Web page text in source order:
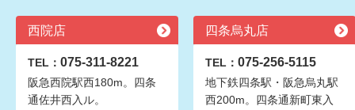
西院店
TEL： 075-311-8221
阪急西院駅西180m。四条
通佐井西入ル。
四条烏丸店
TEL： 075-256-5115
地下鉄四条駅・阪急烏丸駅
西200m。四条通新町東入